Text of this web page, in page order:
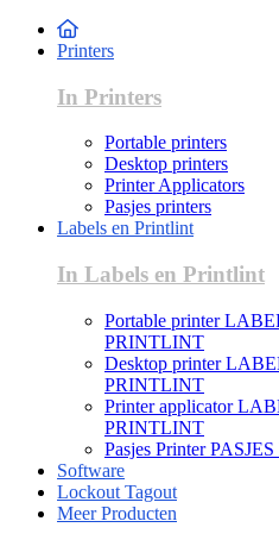
Printers
In Printers
Portable printers
Desktop printers
Printer Applicators
Pasjes printers
Labels en Printlint
In Labels en Printlint
Portable printer
PRINTLINT
Desktop printer
PRINTLINT
Printer applicator
PRINTLINT
Pasjes Printer
Software
Lockout Tagout
Meer Producten